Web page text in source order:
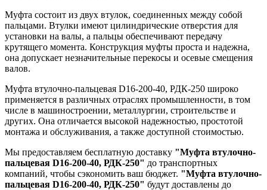
Муфта состоит из двух втулок, соединенных между собой
пальцами. Втулки имеют цилиндрические отверстия для
установки на валы, а пальцы обеспечивают передачу
крутящего момента. Конструкция муфты проста и надежна,
она допускает незначительные перекосы и осевые смещения
валов.
Муфта втулочно-пальцевая D16-200-40, РДК-250 широко
применяется в различных отраслях промышленности, в том
числе в машиностроении, металлургии, строительстве и
других. Она отличается высокой надежностью, простотой
монтажа и обслуживания, а также доступной стоимостью.
Мы предоставляем бесплатную доставку "Муфта втулочно-
пальцевая D16-200-40, РДК-250" до транспортных
компаний, чтобы сэкономить ваш бюджет. "Муфта втулочно-
пальцевая D16-200-40, РДК-250" будут доставлены до